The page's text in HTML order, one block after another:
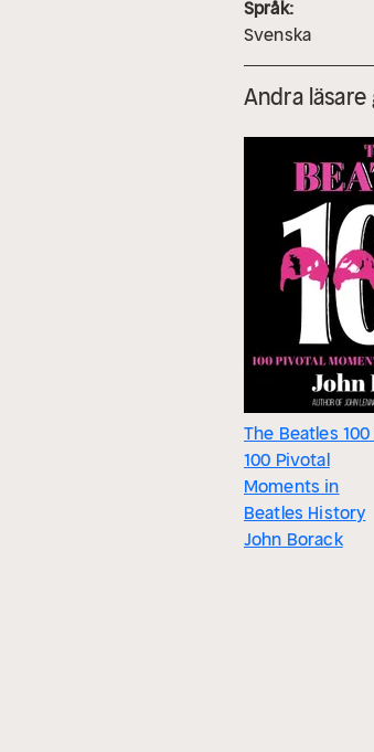
Språk:
Svenska
Andra
The Beatles 100
100 Pivotal
Moments in
Beatles History
John Borack